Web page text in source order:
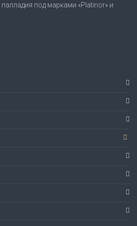
под марками «Platinor» и